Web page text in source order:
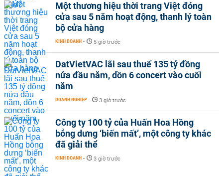
Một thương hiệu thời trang Việt đóng
cửa sau 5 năm hoạt động, thanh lý toàn
bộ cửa hàng
KINH DOANH - 5 giờ trước
DatVietVAC lãi sau thuế 135 tỷ đồng
nửa đầu năm, dồn 6 concert vào cuối
năm
DOANH NGHIỆP - 3 giờ trước
Công ty 100 tỷ của Huấn Hoa Hồng
bỗng dưng ‘biến mất’, một công ty khác
đã giải thể
KINH DOANH - 3 giờ trước